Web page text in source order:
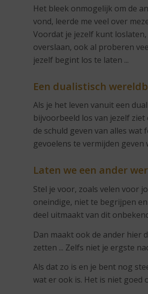
Het bleek onmogelijk om de
vond, leerde me veel over
Voordat je jezelf kunt
overslaan, ook al proberen
jezelf begint los te laten ...
Een dualistisch
Als je het leven vanuit een
bijvoorbeeld los van jezelf ziet
de schuld geven van alles
gevoelens te vermijden geven
Laten we een ander
Stel je voor, zoals velen voor
oneindige, niet te begrijpen
deel uitmaakt van dit
Dan maakt ook de ander hier
zetten ... Zelfs niet je ergste
Als dat zo is en je bent nog
wat er ook is. Het is niet goed